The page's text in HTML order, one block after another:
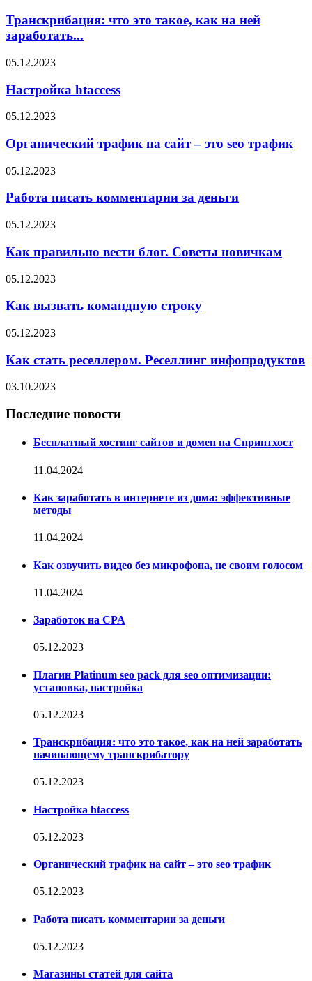
Транскрибация: что это такое, как на ней
заработать...
05.12.2023
Настройка htaccess
05.12.2023
Органический трафик на сайт – это seo трафик
05.12.2023
Работа писать комментарии за деньги
05.12.2023
Как правильно вести блог. Советы новичкам
05.12.2023
Как вызвать командную строку
05.12.2023
Как стать реселлером. Реселлинг инфопродуктов
03.10.2023
Последние новости
Бесплатный хостинг сайтов и домен на Спринтхост
11.04.2024
Как заработать в интернете из дома: эффективные
методы
11.04.2024
Как озвучить видео без микрофона, не своим голосом
11.04.2024
Заработок на CPA
05.12.2023
Плагин Platinum seo pack для seo оптимизации:
установка, настройка
05.12.2023
Транскрибация: что это такое, как на ней заработать
начинающему транскрибатору
05.12.2023
Настройка htaccess
05.12.2023
Органический трафик на сайт – это seo трафик
05.12.2023
Работа писать комментарии за деньги
05.12.2023
Магазины статей для сайта